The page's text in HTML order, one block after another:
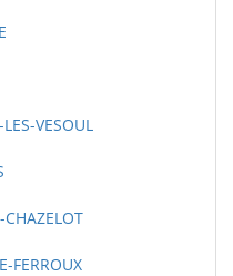
VESOUL
FERROUX